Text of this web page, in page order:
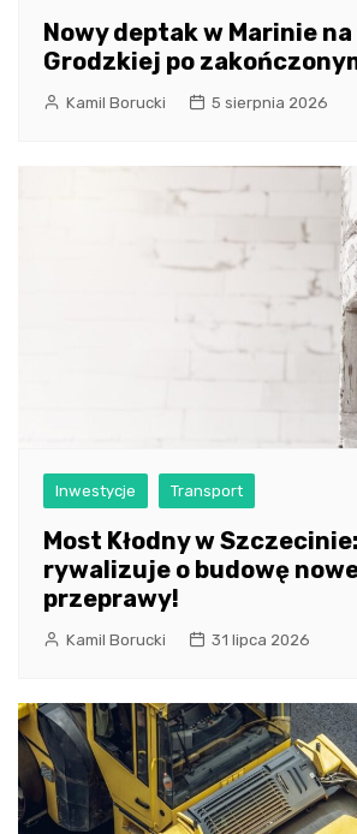
Nowy deptak w Marinie na
Grodzkiej po
Kamil Borucki 5 sierpnia 2026
Inwestycje Transport
Most Kłodny w
rywalizuje o budowę
przeprawy!
Kamil Borucki 31 lipca 2026